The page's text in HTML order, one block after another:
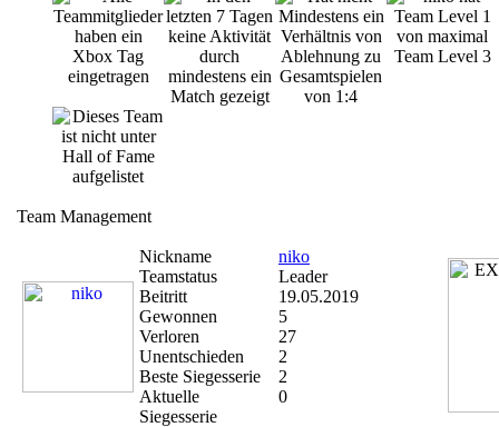
Team Management
Nickname
niko
Teamstatus
Leader
Beitritt
19.05.2019
Gewonnen
5
Verloren
27
Unentschieden
2
Beste Siegesserie
2
Aktuelle
Siegesserie
0